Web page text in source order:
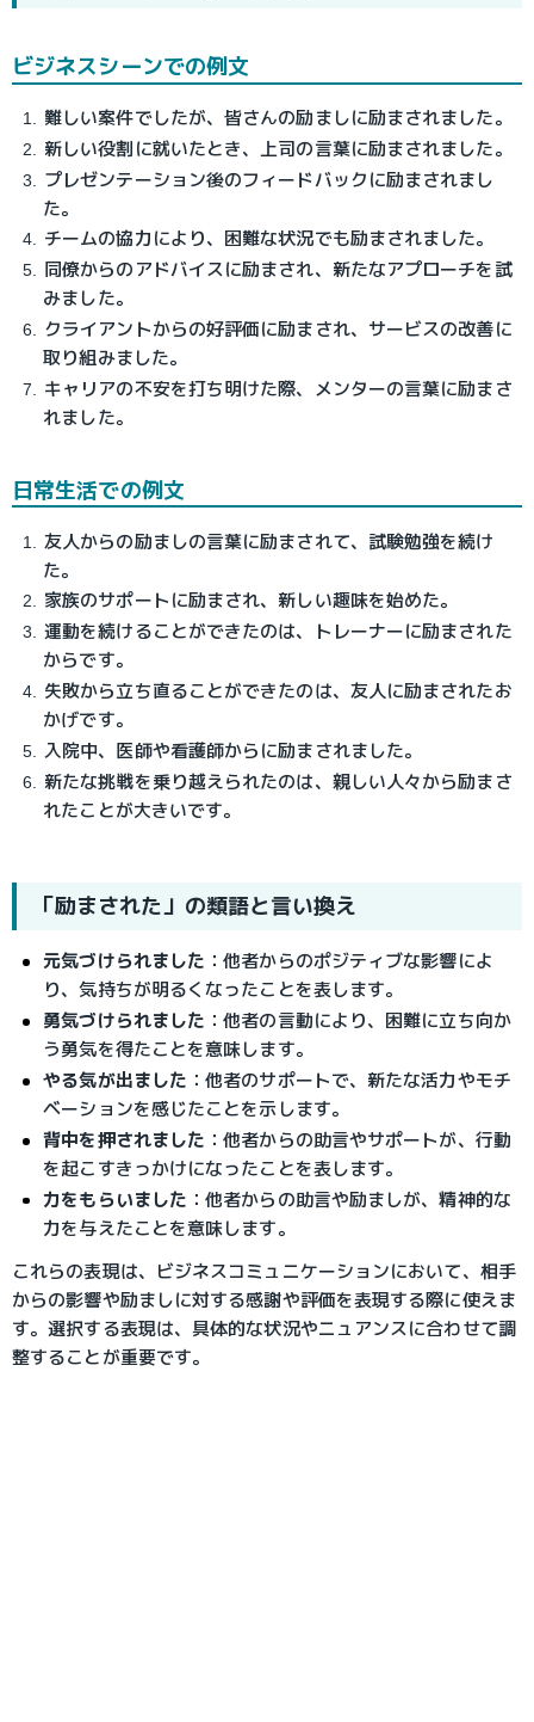
ビジネスシーンでの例文
難しい案件でしたが、皆さんの励ましに励まされました。
新しい役割に就いたとき、上司の言葉に励まされました。
プレゼンテーション後のフィードバックに励まされまし
た。
チームの協力により、困難な状況でも励まされました。
同僚からのアドバイスに励まされ、新たなアプローチを試
みました。
クライアントからの好評価に励まされ、サービスの改善に
取り組みました。
キャリアの不安を打ち明けた際、メンターの言葉に励まさ
れました。
日常生活での例文
友人からの励ましの言葉に励まされて、試験勉強を続け
た。
家族のサポートに励まされ、新しい趣味を始めた。
運動を続けることができたのは、トレーナーに励まされた
からです。
失敗から立ち直ることができたのは、友人に励まされたお
かげです。
入院中、医師や看護師からに励まされました。
新たな挑戦を乗り越えられたのは、親しい人々から励まさ
れたことが大きいです。
「励まされた」の類語と言い換え
元気づけられました ：他者からのポジティブな影響によ
り、気持ちが明るくなったことを表します。
勇気づけられました ：他者の言動により、困難に立ち向か
う勇気を得たことを意味します。
やる気が出ました ：他者のサポートで、新たな活力やモチ
ベーションを感じたことを示します。
背中を押されました ：他者からの助言やサポートが、行動
を起こすきっかけになったことを表します。
力をもらいました ：他者からの助言や励ましが、精神的な
力を与えたことを意味します。
これらの表現は、ビジネスコミュニケーションにおいて、相手
からの影響や励ましに対する感謝や評価を表現する際に使えま
す。選択する表現は、具体的な状況やニュアンスに合わせて調
整することが重要です。